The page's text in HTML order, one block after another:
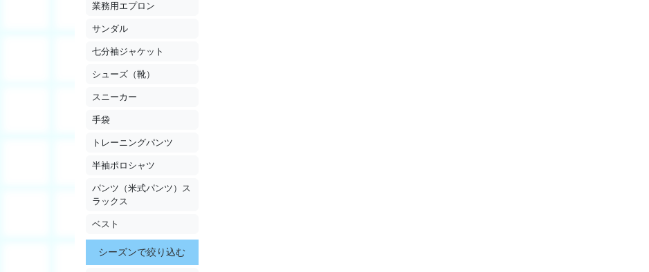
業務用エプロン
サンダル
七分袖ジャケット
シューズ（靴）
スニーカー
手袋
トレーニングパンツ
半袖ポロシャツ
パンツ（米式パンツ）ス
ラックス
ベスト
シーズンで絞り込む